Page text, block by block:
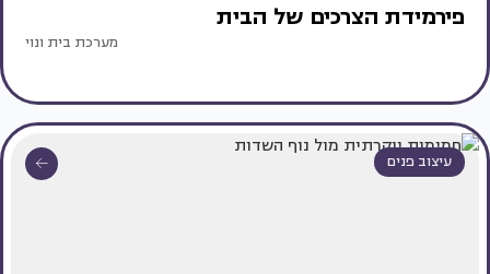
פירמידת הצרכים של הבית
מערכת בית ונוי
עיצוב פנים